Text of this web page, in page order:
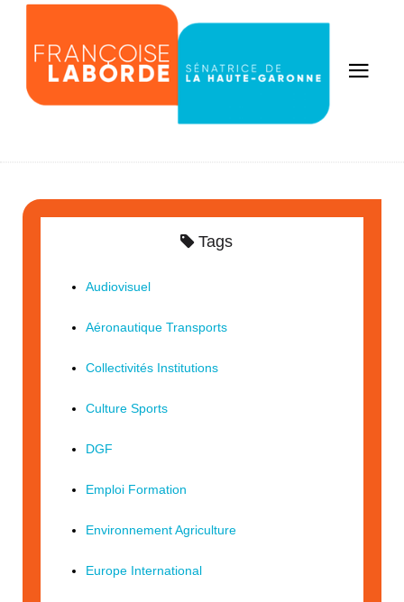
Tags
Audiovisuel
Aéronautique Transports
Collectivités Institutions
Culture Sports
DGF
Emploi Formation
Environnement Agriculture
Europe International